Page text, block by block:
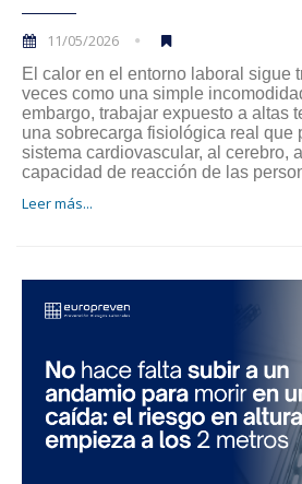
11/05/2026
El calor en el entorno laboral sigue
veces como una simple
embargo, trabajar expuesto a altas
una sobrecarga fisiológica real que
sistema cardiovascular, al cerebro,
capacidad de reacción de las
Leer más...